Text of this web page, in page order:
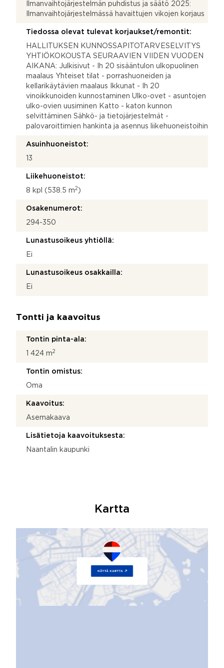
Ilmanvaihtojärjestelmän puhdistus ja säätö 2025:
Ilmanvaihtojärjestelmässä havaittujen vikojen korjaus
Tiedossa olevat tulevat korjaukset/remontit:
HALLITUKSEN KUNNOSSAPITOTARVESELVITYS
YHTIÖKOKOUSTA SEURAAVIEN VIIDEN VUODEN
AIKANA: Julkisivut - Ih 20 sisääntulon ulkopuolinen
maalaus Yhteiset tilat - porrashuoneiden ja
kellarikäytävien maalaus Ikkunat - Ih 20
vinoikkunoiden kunnostaminen Ulko-ovet - asuntojen
ulko-ovien uusiminen Katto - katon kunnon
selvittäminen Sähkö- ja tietojärjestelmät -
palovaroittimien hankinta ja asennus liikehuoneistoihin
Asuinhuoneistot:
13
Liikehuoneistot:
8 kpl (538.5 m2 )
Osakenumerot:
294-350
Lunastusoikeus yhtiöllä:
Ei
Lunastusoikeus osakkailla:
Ei
Tontti ja kaavoitus
Tontin pinta-ala:
1 424 m2
Tontin omistus:
Oma
Kaavoitus:
Asemakaava
Lisätietoja kaavoituksesta:
Naantalin kaupunki
Kartta